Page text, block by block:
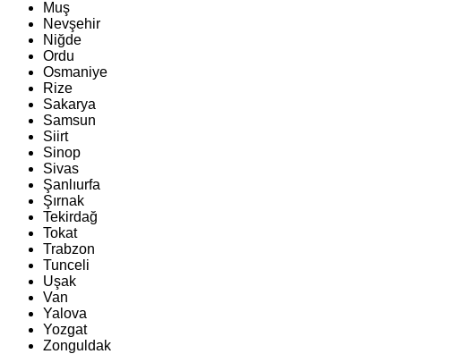
Muş
Nevşehir
Niğde
Ordu
Osmaniye
Rize
Sakarya
Samsun
Siirt
Sinop
Sivas
Şanlıurfa
Şırnak
Tekirdağ
Tokat
Trabzon
Tunceli
Uşak
Van
Yalova
Yozgat
Zonguldak